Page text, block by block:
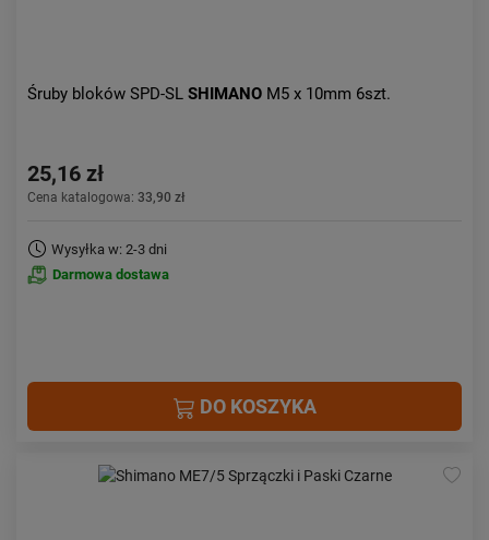
Śruby bloków SPD-SL SHIMANO M5 x 10mm 6szt.
25,16 zł
Cena katalogowa: 33,90 zł
Wysyłka w: 2-3 dni
Darmowa dostawa
DO KOSZYKA